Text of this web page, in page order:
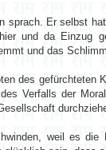
sprach. Er selbst
und da Einzug
und das
des
Verfalls der
weil es